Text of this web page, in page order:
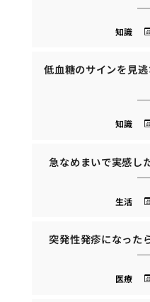
知識
低血糖のサインを見
知識
急なめまいで実感し
生活
突発性発疹になった
医療